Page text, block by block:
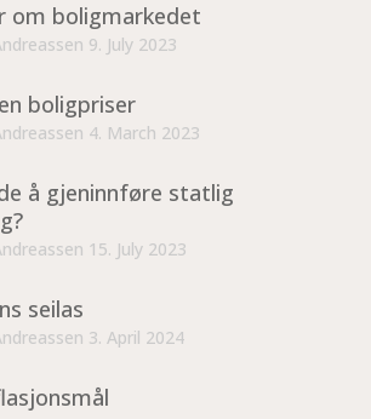
om boligmarkedet
9. July 2023
boligpriser
4. March 2023
å gjeninnføre statlig
15. July 2023
seilas
3. April 2024